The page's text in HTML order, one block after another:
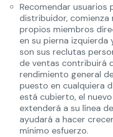
Recomendar usuarios
distribuidor, comienza
propios miembros
en su pierna izquierda
son sus reclutas
de ventas contribuirá
rendimiento general
puesto en cualquiera
está cubierto, el
extenderá a su línea
ayudará a hacer
mínimo esfuerzo.